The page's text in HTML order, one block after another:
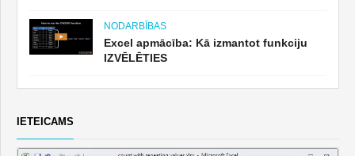
NODARBĪBAS
Excel apmācība: Kā izmantot funkciju
IZVĒLĒTIES
IETEICAMS